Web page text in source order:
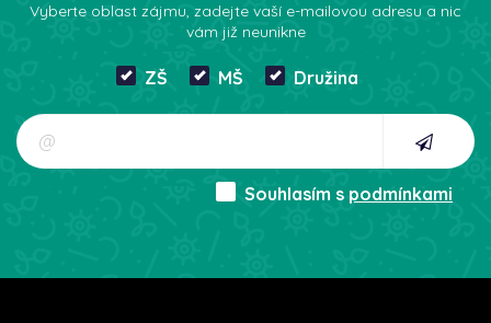
Vyberte oblast zájmu, zadejte vaší e-mailovou adresu a nic
vám již neunikne
ZŠ MŠ Družina
Souhlasím s podmínkami